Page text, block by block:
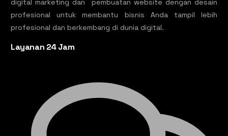
digital marketing dan pembuatan website dengan desain
profesional untuk membantu bisnis Anda tampil lebih
profesional dan berkembang di dunia digital.
Layanan 24 Jam